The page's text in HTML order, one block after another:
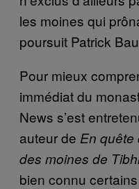
les moines qui
poursuit Patrick
Pour mieux
immédiat du
News s’est
auteur de En quête
des moines de
bien connu